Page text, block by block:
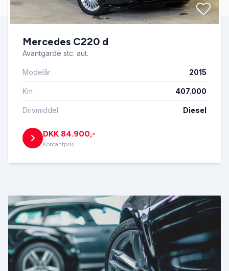
Mercedes C220 d
Avantgarde stc. aut.
Modelår 2015
Km 407.000
Drivmiddel Diesel
DKK 84.900,-
Kontantpris